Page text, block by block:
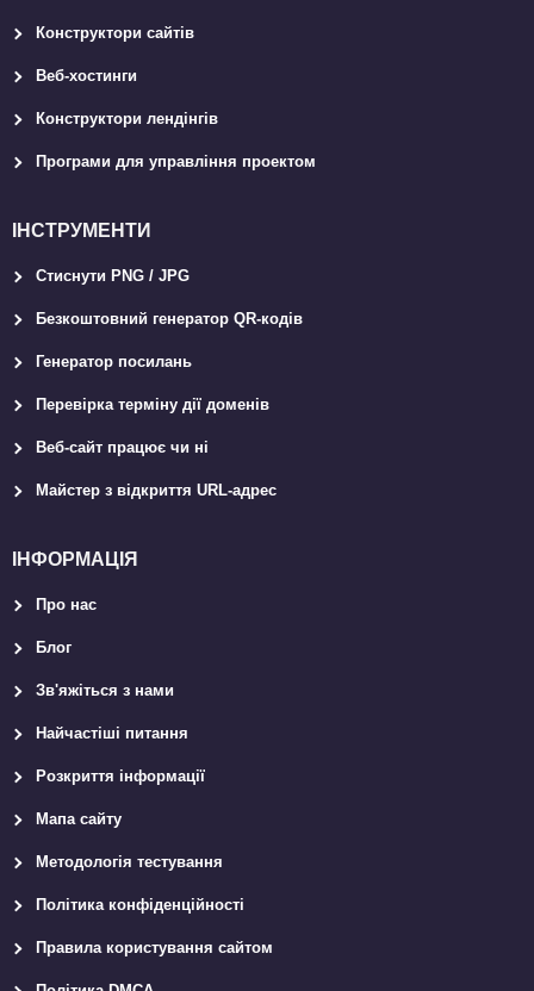
Конструктори сайтів
Веб-хостинги
Конструктори лендінгів
Програми для управління проектом
ІНСТРУМЕНТИ
Стиснути PNG / JPG
Безкоштовний генератор QR-кодів
Генератор посилань
Перевірка терміну дії доменів
Веб-сайт працює чи ні
Майстер з відкриття URL-aдрес
ІНФОРМАЦІЯ
Про нас
Блог
Зв'яжіться з нами
Найчастіші питання
Розкриття інформації
Мапа сайту
Методологія тестування
Політика конфіденційності
Правила користування сайтом